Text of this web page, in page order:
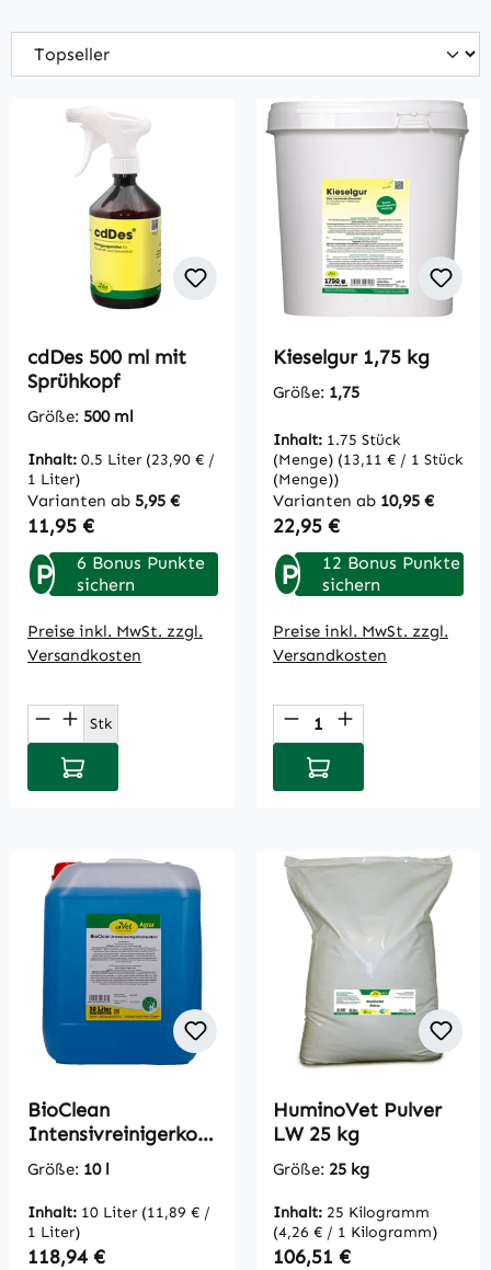
cdDes 500 ml mit
Sprühkopf
Größe: 500 ml
Inhalt: 0.5 Liter (23,90 € /
1 Liter)
Varianten ab 5,95 €
Regulärer Preis:
11,95 €
P
6 Bonus Punkte
sichern
Preise inkl. MwSt. zzgl.
Versandkosten
Produkt Anzahl: Gib den gewünschten
Stk
In den Warenkorb
Kieselgur 1,75 kg
Größe: 1,75
Inhalt: 1.75 Stück
(Menge) (13,11 € / 1 Stück
(Menge))
Varianten ab 10,95 €
Regulärer Preis:
22,95 €
P
12 Bonus Punkte
sichern
Preise inkl. MwSt. zzgl.
Versandkosten
Produkt Anzahl:
In den Warenkorb
BioClean
Intensivreinigerkon
zentrat 10 L
Größe: 10 l
Inhalt: 10 Liter (11,89 € /
1 Liter)
Regulärer Preis:
118,94 €
HuminoVet Pulver
LW 25 kg
Größe: 25 kg
Inhalt: 25 Kilogramm
(4,26 € / 1 Kilogramm)
Regulärer Preis:
106,51 €